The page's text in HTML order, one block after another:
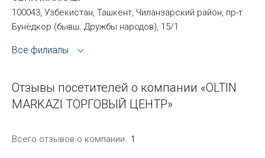
100043, Узбекистан, Ташкент, Чиланзарский район, пр-т
Бунёдкор (бывш. Дружбы народов), 15/1
Все филиалы
Отзывы посетителей о компании «OLTIN
MARKAZI ТОРГОВЫЙ ЦЕНТР»
Всего отзывов о компании 1